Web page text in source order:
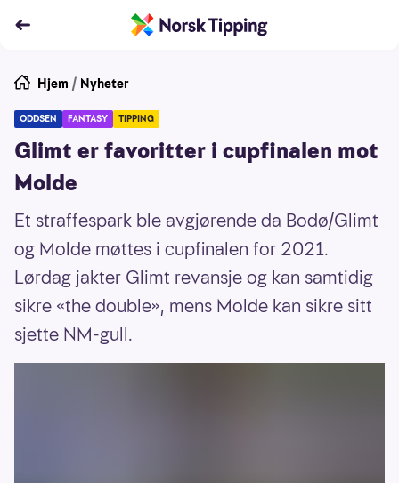
Hjem / Nyheter
ODDSEN FANTASY TIPPING
Glimt er favoritter i cupfinalen mot
Molde
Et straffespark ble avgjørende da Bodø/Glimt
og Molde møttes i cupfinalen for 2021.
Lørdag jakter Glimt revansje og kan samtidig
sikre «the double», mens Molde kan sikre sitt
sjette NM-gull.